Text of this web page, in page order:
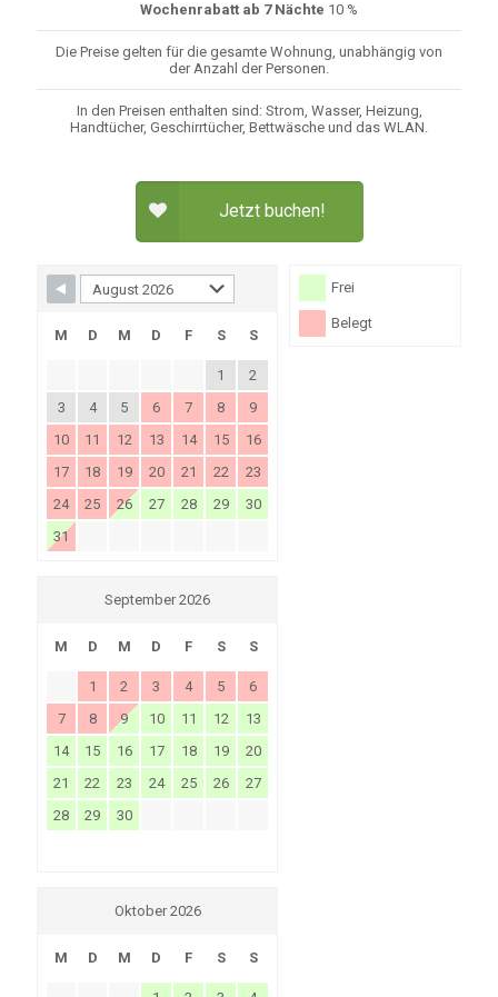
Wochenrabatt ab 7 Nächte 10 %
Die Preise gelten für die gesamte Wohnung, unabhängig von
der Anzahl der Personen.
In den Preisen enthalten sind: Strom, Wasser, Heizung,
Handtücher, Geschirrtücher, Bettwäsche und das WLAN.
Jetzt buchen!
Frei
Belegt
M D M D F S S
1
2
3
4 5 6 7 8
9
10
11 12 13 14 15
16
17
18 19 20 21 22
23
24
25 26 27 28 29
30
31
September 2026
M D M D F S S
1 2 3 4 5
6
7
8 9 10 11 12
13
14
15 16 17 18 19
20
21
22 23 24 25 26
27
28
29 30
Oktober 2026
M D M D F S S